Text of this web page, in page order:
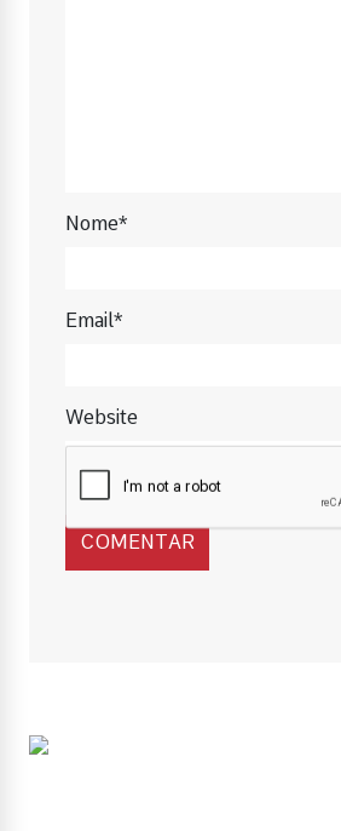
Nome*
Email*
Website